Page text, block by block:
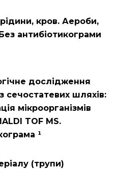
кров. Аероби,
антибіотикограми
дослідження
сечостатевих шляхів:
мікроорганізмів
TOF MS.
¹
(трупи)